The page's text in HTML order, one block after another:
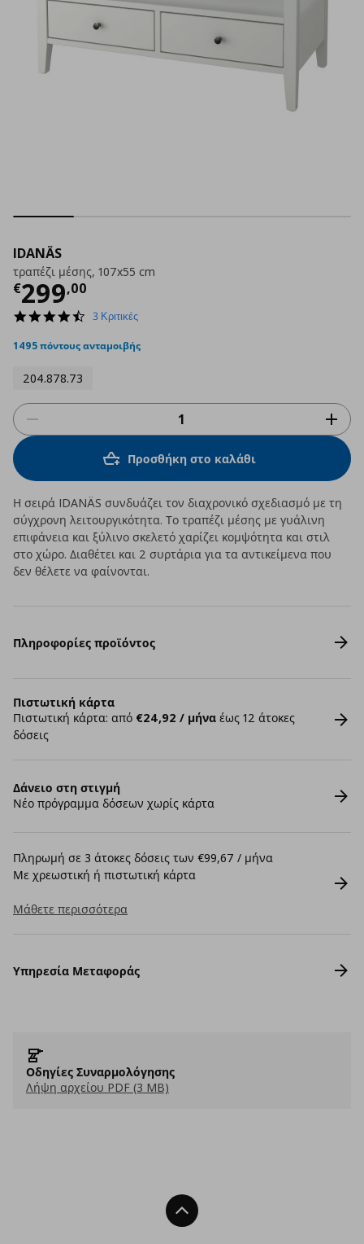
IDANÄS
τραπέζι μέσης, 107x55 cm
€299,00
Τρέχουσα τιμή
4.7
rating
3 Κριτικές
1495 πόντους ανταμοιβής
204.878.73
Προσθήκη στο καλάθι
Η σειρά IDANÄS συνδυάζει τον διαχρονικό σχεδιασμό με τη
σύγχρονη λειτουργικότητα. Το τραπέζι μέσης με γυάλινη
επιφάνεια και ξύλινο σκελετό χαρίζει κομψότητα και στιλ
στο χώρο. Διαθέτει και 2 συρτάρια για τα αντικείμενα που
δεν θέλετε να φαίνονται.
Πληροφορίες προϊόντος
Πιστωτική κάρτα
Πιστωτική κάρτα: από €24,92 / μήνα έως 12 άτοκες
δόσεις
Δάνειο στη στιγμή
Νέο πρόγραμμα δόσεων χωρίς κάρτα
Πληρωμή σε 3 άτοκες δόσεις των €99,67 / μήνα
Με χρεωστική ή πιστωτική κάρτα
Μάθετε περισσότερα
Υπηρεσία Μεταφοράς
Οδηγίες Συναρμολόγησης
Λήψη αρχείου PDF (3 MB)
Back To Top